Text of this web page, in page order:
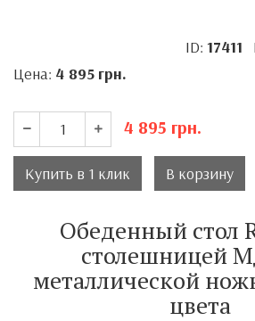
ID: 17411
Цена: 4 895 грн.
4 895 грн.
Купить в 1 клик В корзину
Обеденный стол
столешницей
металлической
цвета